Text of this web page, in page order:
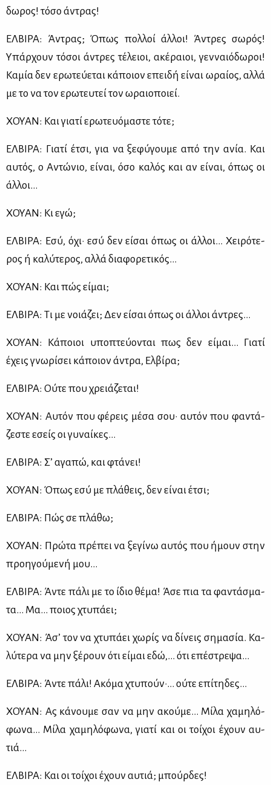
δω­ρος! τό­σο άντρας!
ΕΛ­ΒΙ­ΡΑ: Άντρας; Όπως πολ­λοί άλ­λοι! Άντρες σω­ρός!
Υπάρ­χουν τό­σοι άντρες τέ­λειοι, ακέ­ραιοι, γεν­ναιό­δω­ροι!
Κα­μία δεν ερω­τεύ­ε­ται κά­ποιον επει­δή εί­ναι ωραί­ος, αλ­λά
με το να τον ερω­τευ­τεί τον ωραιο­ποιεί.
ΧΟΥΑΝ: Και για­τί ερω­τευό­μα­στε τό­τε;
ΕΛ­ΒΙ­ΡΑ: Για­τί έτσι, για να ξε­φύ­γου­με από την ανία. Και
αυ­τός, ο Αντώ­νιο, εί­ναι, όσο κα­λός και αν εί­ναι, όπως οι
άλ­λοι…
ΧΟΥΑΝ: Κι εγώ;
ΕΛ­ΒΙ­ΡΑ: Εσύ, όχι· εσύ δεν εί­σαι όπως οι άλ­λοι… Χει­ρό­τε­
ρος ή κα­λύ­τε­ρος, αλ­λά δια­φο­ρε­τι­κός…
ΧΟΥΑΝ: Και πώς εί­μαι;
ΕΛ­ΒΙ­ΡΑ: Τι με νοιά­ζει; Δεν εί­σαι όπως οι άλ­λοι άντρες…
ΧΟΥΑΝ: Κά­ποιοι υπο­πτεύ­ο­νται πως δεν εί­μαι… Για­τί
έχεις γνω­ρί­σει κά­ποιον άντρα, Ελ­βί­ρα;
ΕΛ­ΒΙ­ΡΑ: Ού­τε που χρειά­ζε­ται!
ΧΟΥΑΝ: Αυ­τόν που φέ­ρεις μέ­σα σου· αυ­τόν που φα­ντά­
ζε­στε εσείς οι γυ­ναί­κες…
ΕΛ­ΒΙ­ΡΑ: Σ’ αγα­πώ, και φτά­νει!
ΧΟΥΑΝ: Όπως εσύ με πλά­θεις, δεν εί­ναι έτσι;
ΕΛ­ΒΙ­ΡΑ: Πώς σε πλά­θω;
ΧΟΥΑΝ: Πρώ­τα πρέ­πει να ξε­γί­νω αυ­τός που ήμουν στην
προη­γού­με­νή μου…
ΕΛ­ΒΙ­ΡΑ: Άντε πά­λι με το ίδιο θέ­μα! Άσε πια τα φα­ντά­σμα­
τα… Μα… ποιος χτυ­πά­ει;
ΧΟΥΑΝ: Άσ’ τον να χτυ­πά­ει χω­ρίς να δί­νεις ση­μα­σία. Κα­
λύ­τε­ρα να μην ξέ­ρουν ότι εί­μαι εδώ,… ότι επέ­στρε­ψα…
ΕΛ­ΒΙ­ΡΑ: Άντε πά­λι! Ακό­μα χτυ­πούν·… ού­τε επί­τη­δες…
ΧΟΥΑΝ: Ας κά­νου­με σαν να μην ακού­με… Μί­λα χα­μη­λό­
φω­να… Μί­λα χα­μη­λό­φω­να, για­τί και οι τοί­χοι έχουν αυ­
τιά…
ΕΛ­ΒΙ­ΡΑ: Και οι τοί­χοι έχουν αυ­τιά; μπούρ­δες!